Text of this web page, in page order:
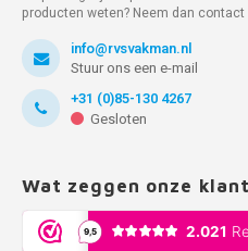
producten weten? Neem dan
info@rvsvakman.nl
Stuur ons een e-mail
+31 (0)85-130 4267
Gesloten
Wat zeggen onze